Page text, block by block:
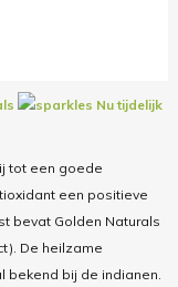
Nu tijdelijk
tot een goede
een positieve
bevat Golden Naturals
De heilzame
bekend bij de indianen.